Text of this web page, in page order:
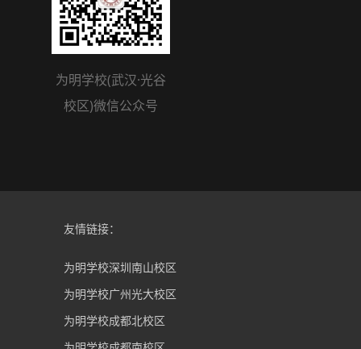
为明学校(武汉·光谷
校区)微信公众号
友情链接：
为明学校深圳南山校区
为明学校广州光大校区
为明学校成都北校区